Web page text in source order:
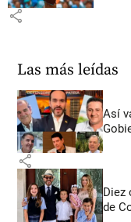
share
Las más leídas
Así
share
Diez
de